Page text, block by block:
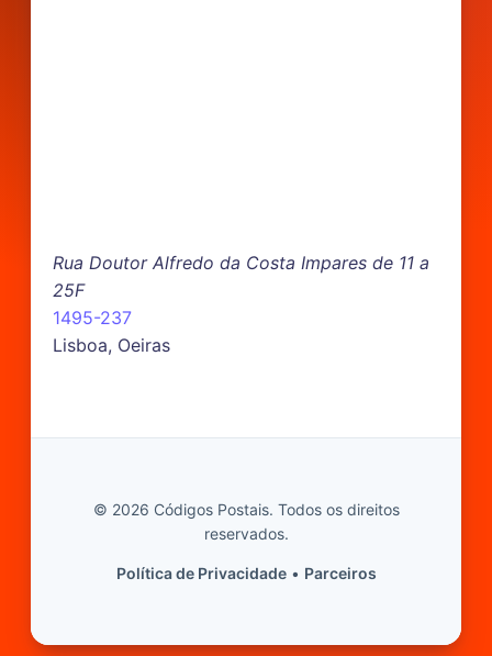
Rua Doutor Alfredo da Costa Impares de 11 a
25F
1495-237
Lisboa, Oeiras
© 2026 Códigos Postais. Todos os direitos
reservados.
Política de Privacidade• Parceiros